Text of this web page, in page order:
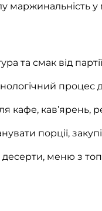
маржинальність
та смак від партії
процес
кафе, кав’ярень,
порції,
меню з